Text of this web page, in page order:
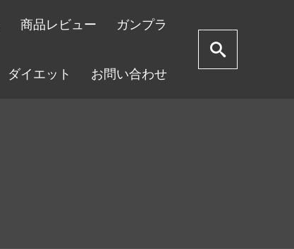
商品レビュー ガンプラ
ダイエット お問い合わせ